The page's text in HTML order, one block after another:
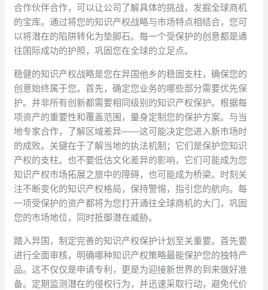
合作伙伴合作，可以让公司了解具体的挑战，发掘全球商机
的宝库。通过将您的知识产权战略与市场特点相结合，您可
以将潜在的陷阱转化为垫脚石。每一个受保护的创意都是通
往国际成功的护照，巩固您在全球的立足点。
稳健的知识产权战略是您在异国他乡的稳固支柱，确保您的
创意始终属于您。首先，确定您业务的哪些部分需要优先保
护。并非所有创新都需要相同级别的知识产权保护。根据每
项资产的重要性和覆盖范围，量身定制您的保护方案。与当
地专家合作，了解区域差异——这可能决定您进入新市场时
的成败。关键在于了解当地的执法机制；它们是保护您知识
产权的支柱。也不要低估文化差异的影响，它们可能成为您
知识产权市场拓展之旅中的障碍，也可能成为桥梁。时刻关
注不断变化的知识产权格局，保持警惕，指引您的航向。每
一项受保护的资产都将为您打开通往全球商机的大门，巩固
您的市场地位，同时抵御潜在威胁。
踏入异国，制定完善的知识产权保护计划至关重要。首先要
进行全面审核，明确哪种知识产权策略最能保护您的独特产
品。这不仅仅是申请专利，更是为迎接新世界的到来做好准
备。定期监测潜在的侵权行为，并迅速采取行动，避免代价